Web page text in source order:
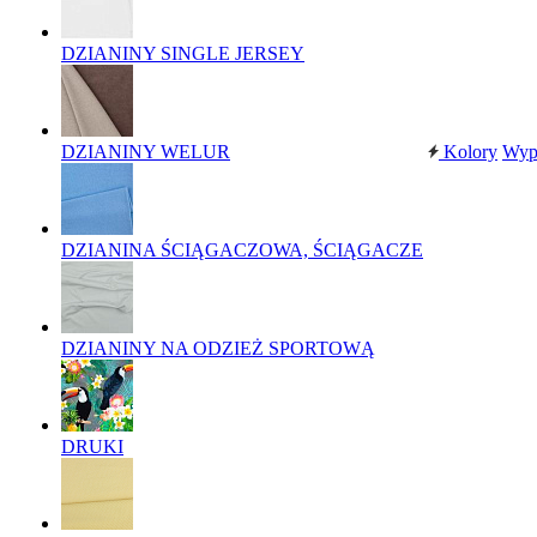
DZIANINY SINGLE JERSEY
DZIANINY WELUR
DZIANINA ŚCIĄGACZOWA, ŚCIĄGACZE
DZIANINY NA ODZIEŻ SPORTOWĄ
DRUKI
Kolory